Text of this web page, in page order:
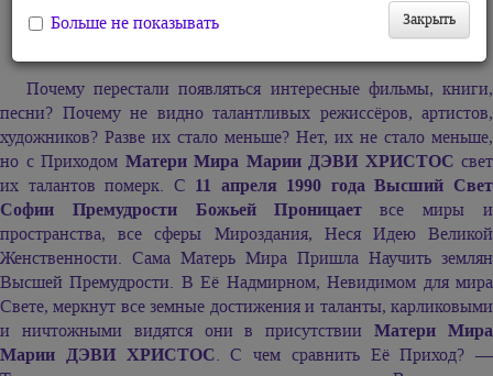
Солнце Руси
Почему перестали появляться интересные фильмы, книги,
песни? Почему не видно талантливых режиссёров, артистов,
художников? Разве их стало меньше? Нет, их не стало меньше,
но с Приходом Матери Мира Марии ДЭВИ ХРИСТОС свет
их талантов померк. С 11 апреля 1990 года Высший Свет
Софии Премудрости Божьей Проницаетвсе миры и
пространства, все сферы Мироздания, Неся Идею Великой
Женственности. Сама Матерь Мира Пришла Научить землян
Высшей Премудрости. В Её Надмирном, Невидимом для мира
Свете, меркнут все земные достижения и таланты, карликовыми
и ничтожными видятся они в присутствииМатери Мира
Марии ДЭВИ ХРИСТОС. С чем сравнить Её Приход? —
Закрыть
Больше не показывать